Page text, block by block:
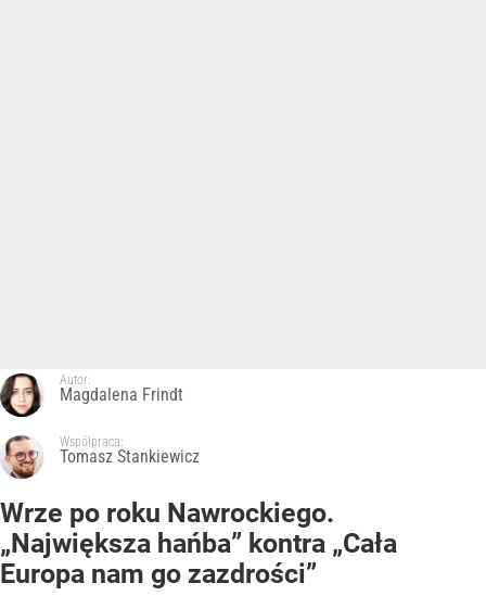
Autor:
Magdalena Frindt
Współpraca:
Tomasz Stankiewicz
Wrze po roku Nawrockiego.
„Największa hańba” kontra „Cała
Europa nam go zazdrości”